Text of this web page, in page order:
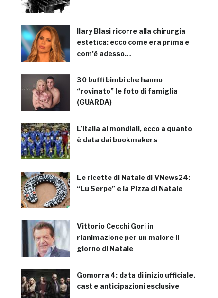
Ilary Blasi ricorre alla chirurgia
estetica: ecco come era prima e
com’è adesso…
30 buffi bimbi che hanno
“rovinato” le foto di famiglia
(GUARDA)
L’Italia ai mondiali, ecco a quanto
è data dai bookmakers
Le ricette di Natale di VNews24:
“Lu Serpe” e la Pizza di Natale
Vittorio Cecchi Gori in
rianimazione per un malore il
giorno di Natale
Gomorra 4: data di inizio ufficiale,
cast e anticipazioni esclusive